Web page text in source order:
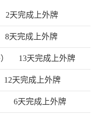
2天完成上外牌
8天完成上外牌
13天完成上外牌
12天完成上外牌
6天完成上外牌